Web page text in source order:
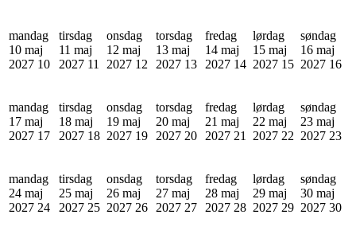
mandag
10 maj
2027 10
tirsdag
11 maj
2027 11
onsdag
12 maj
2027 12
torsdag
13 maj
2027 13
fredag
14 maj
2027 14
lørdag
15 maj
2027 15
søndag
16 maj
2027 16
mandag
17 maj
2027 17
tirsdag
18 maj
2027 18
onsdag
19 maj
2027 19
torsdag
20 maj
2027 20
fredag
21 maj
2027 21
lørdag
22 maj
2027 22
søndag
23 maj
2027 23
mandag
24 maj
2027 24
tirsdag
25 maj
2027 25
onsdag
26 maj
2027 26
torsdag
27 maj
2027 27
fredag
28 maj
2027 28
lørdag
29 maj
2027 29
søndag
30 maj
2027 30